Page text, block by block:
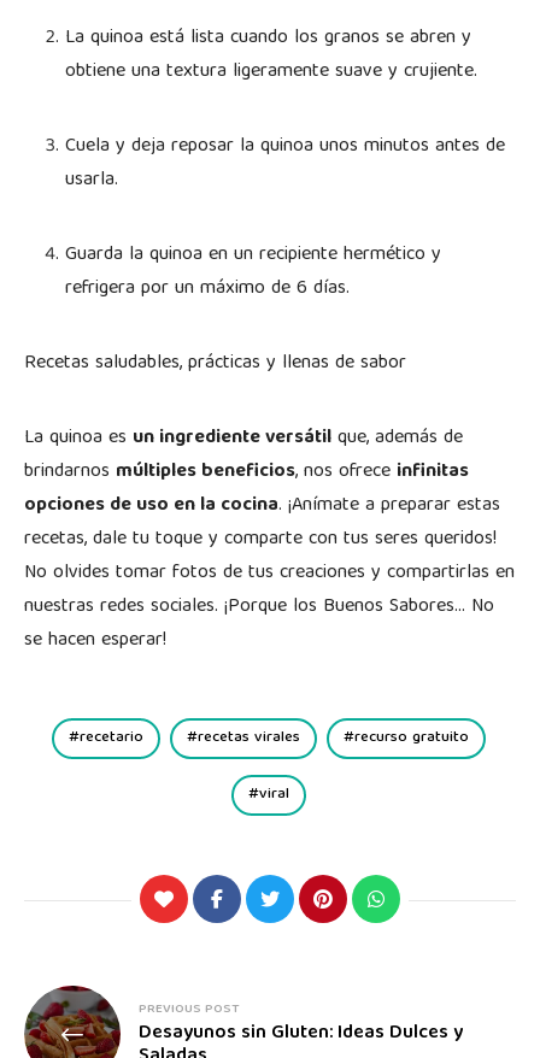
La quinoa está lista cuando los granos se abren y
obtiene una textura ligeramente suave y crujiente.
Cuela y deja reposar la quinoa unos minutos antes de
usarla.
Guarda la quinoa en un recipiente hermético y
refrigera por un máximo de 6 días.
Recetas saludables, prácticas y llenas de sabor
La quinoa es un ingrediente versátilque, además de
brindarnos múltiples beneficios, nos ofrece infinitas
opciones de uso en la cocina. ¡Anímate a preparar estas
recetas, dale tu toque y comparte con tus seres queridos!
No olvides tomar fotos de tus creaciones y compartirlas en
nuestras redes sociales. ¡Porque los Buenos Sabores… No
se hacen esperar!
recetario recetas virales recurso gratuito
viral
PREVIOUS POST
Desayunos sin Gluten: Ideas Dulces y